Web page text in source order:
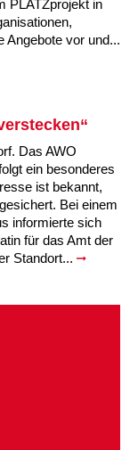
/
PLATZprojekt in
Angebote vor und...
Das AWO
ein besonderes
ist bekannt,
Bei einem
informierte sich
für das Amt der
Standort...